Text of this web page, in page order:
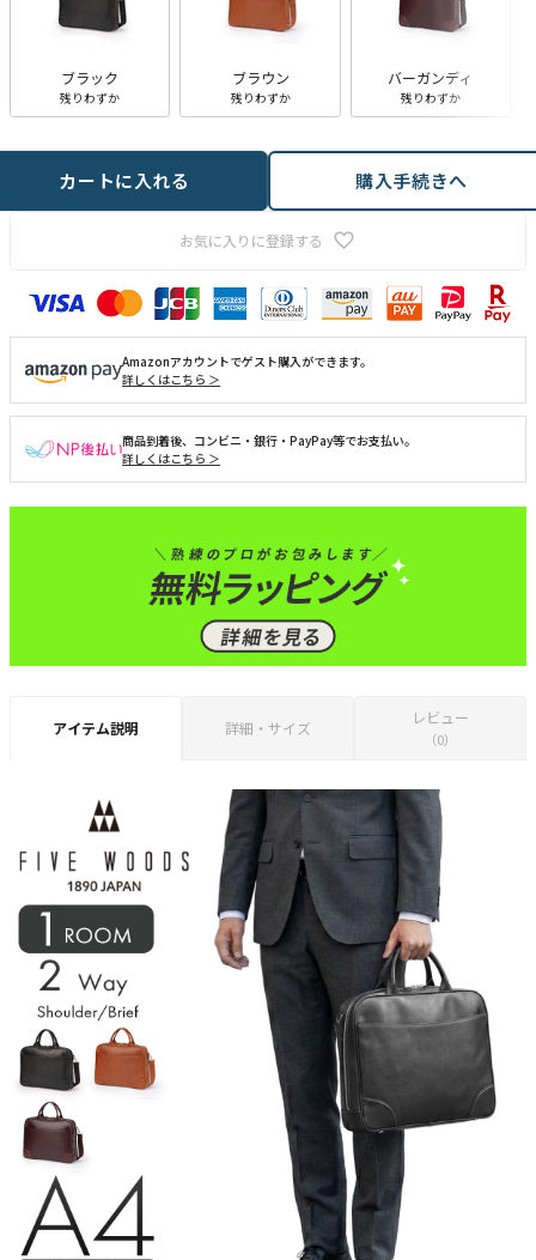
ブラック
残りわずか
ブラウン
残りわずか
バーガンディ
残りわずか
お気に入りに登録する
カートに入れる 購入手続きへ
Amazonアカウントでゲスト購入ができます。
詳しくはこちら ＞
商品到着後、コンビニ・銀行・PayPay等でお支払い。
詳しくはこちら ＞
アイテム説明 詳細・サイズ
レビュー
（0）